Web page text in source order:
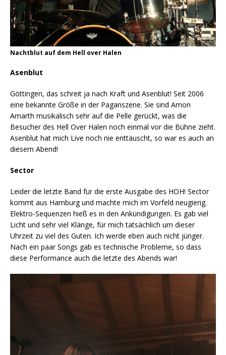
Nachtblut auf dem Hell over Halen
Asenblut
Göttingen, das schreit ja nach Kraft und Asenblut! Seit 2006
eine bekannte Größe in der Paganszene. Sie sind Amon
Amarth musikalisch sehr auf die Pelle gerückt, was die
Besucher des Hell Over Halen noch einmal vor die Bühne zieht.
Asenblut hat mich Live noch nie enttäuscht, so war es auch an
diesem Abend!
Sector
Leider die letzte Band für die erste Ausgabe des HOH! Sector
kommt aus Hamburg und machte mich im Vorfeld neugierig.
Elektro-Sequenzen hieß es in den Ankündigungen. Es gab viel
Licht und sehr viel Klänge, für mich tatsächlich um dieser
Uhrzeit zu viel des Guten. Ich werde eben auch nicht jünger.
Nach ein paar Songs gab es technische Probleme, so dass
diese Performance auch die letzte des Abends war!